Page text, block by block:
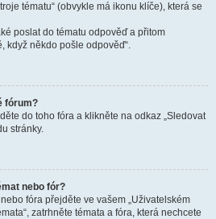
tématu“ (obvykle má ikonu klíče), která se
poslat do tématu odpověď a přitom
když někdo pošle odpověď“.
fórum?
do toho fóra a klikněte na odkaz „Sledovat
stránky.
nebo fór?
fóra přejděte ve vašem „Uživatelském
zatrhněte témata a fóra, která nechcete